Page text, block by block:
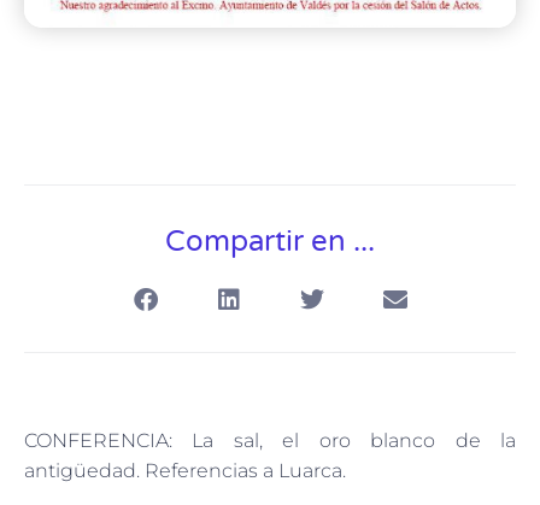
Compartir en ...
CONFERENCIA: La sal, el oro blanco de la
antigüedad. Referencias a Luarca.